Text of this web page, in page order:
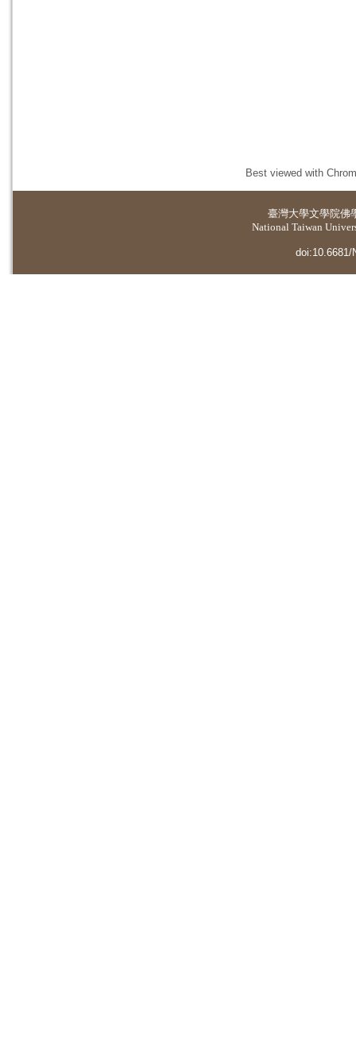
Best viewed with
臺灣大學文學院佛
National Taiwan
doi:10.6681/